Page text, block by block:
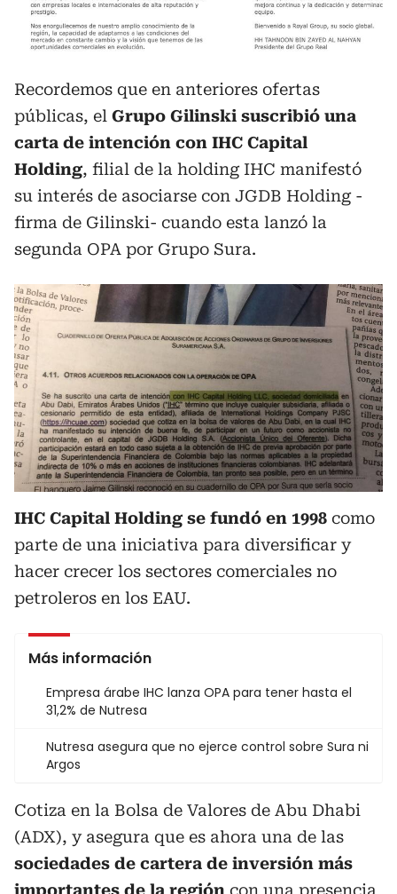
Recordemos que en anteriores ofertas
públicas, el Grupo Gilinski suscribió una
carta de intención con IHC Capital
Holding, filial de la holding IHC manifestó
su interés de asociarse con JGDB Holding -
firma de Gilinski- cuando esta lanzó la
segunda OPA por Grupo Sura.
IHC Capital Holding se fundó en 1998 como
parte de una iniciativa para diversificar y
hacer crecer los sectores comerciales no
petroleros en los EAU.
Más información
Empresa árabe IHC lanza OPA para tener hasta el
31,2% de Nutresa
Nutresa asegura que no ejerce control sobre Sura ni
Argos
Cotiza en la Bolsa de Valores de Abu Dhabi
(ADX), y asegura que es ahora una de las
sociedades de cartera de inversión más
importantes de la región con una presencia